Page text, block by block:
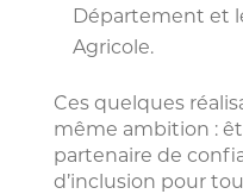
Département et
Agricole.
Ces quelques
même ambition :
partenaire de
d’inclusion pour